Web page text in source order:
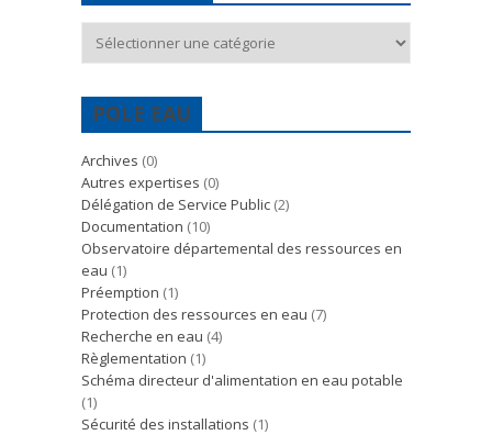
POLE EAU
Archives (0)
Autres expertises (0)
Délégation de Service Public (2)
Documentation (10)
Observatoire départemental des ressources en
eau (1)
Préemption (1)
Protection des ressources en eau (7)
Recherche en eau (4)
Règlementation (1)
Schéma directeur d'alimentation en eau potable
(1)
Sécurité des installations (1)